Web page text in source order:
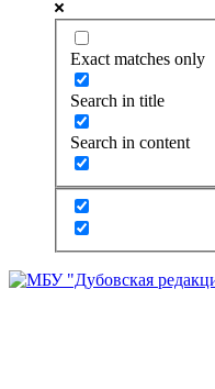
Exact matches only
Search in title
Search in content